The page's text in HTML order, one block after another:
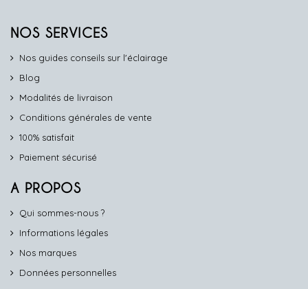
NOS SERVICES
Nos guides conseils sur l'éclairage
Blog
Modalités de livraison
Conditions générales de vente
100% satisfait
Paiement sécurisé
A PROPOS
Qui sommes-nous ?
Informations légales
Nos marques
Données personnelles